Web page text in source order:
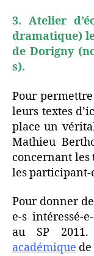
3. Atelier
dramatique)
de Dorigny
s).
Pour
leurs textes
place un
Mathieu
concernant
les participant-
Pour donner
e-s intéressé-
au SP
académique de